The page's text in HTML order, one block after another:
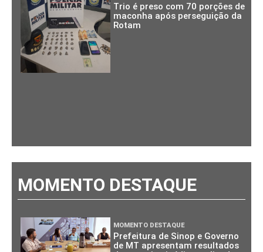
Trio é preso com 70 porções de
maconha após perseguição da
Rotam
MOMENTO DESTAQUE
MOMENTO DESTAQUE
Prefeitura de Sinop e Governo
de MT apresentam resultados